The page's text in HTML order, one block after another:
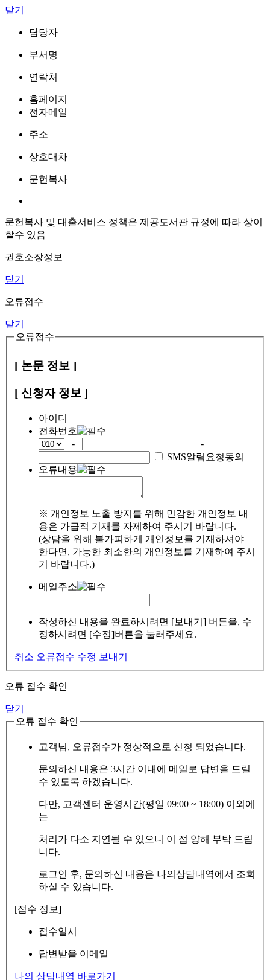
닫기
담당자
부서명
연락처
홈페이지
전자메일
주소
상호대차
문헌복사
문헌복사 및 대출서비스 정책은 제공도서관 규정에 따라 상이
할수 있음
권호소장정보
닫기
오류접수
닫기
오류접수
[ 논문 정보 ]
[ 신청자 정보 ]
아이디
전화번호
-
-
SMS알림요청동의
오류내용
※ 개인정보 노출 방지를 위해 민감한 개인정보 내
용은 가급적 기재를 자제하여 주시기 바랍니다.
(상담을 위해 불가피하게 개인정보를 기재하셔야
한다면, 가능한 최소한의 개인정보를 기재하여 주시
기 바랍니다.)
메일주소
작성하신 내용을 완료하시려면 [보내기] 버튼을, 수
정하시려면 [수정]버튼을 눌러주세요.
취소 오류접수 수정 보내기
오류 접수 확인
닫기
오류 접수 확인
고객님, 오류접수가 정상적으로 신청 되었습니다.
문의하신 내용은 3시간 이내에 메일로 답변을 드릴
수 있도록 하겠습니다.
다만, 고객센터 운영시간(평일 09:00 ~ 18:00) 이외에
는
처리가 다소 지연될 수 있으니 이 점 양해 부탁 드립
니다.
로그인 후, 문의하신 내용은 나의상담내역에서 조회
하실 수 있습니다.
[접수 정보]
접수일시
답변받을 이메일
나의 상담내역 바로가기